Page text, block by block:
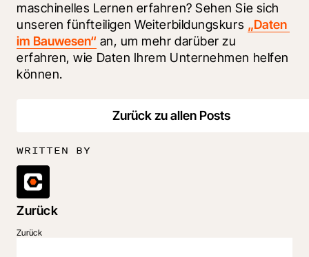
maschinelles Lernen erfahren? Sehen Sie sich
unseren fünfteiligen Weiterbildungskurs „Daten
im Bauwesen“ an, um mehr darüber zu
erfahren, wie Daten Ihrem Unternehmen helfen
können.
Zurück zu allen Posts
WRITTEN BY
Zurück
Zurück